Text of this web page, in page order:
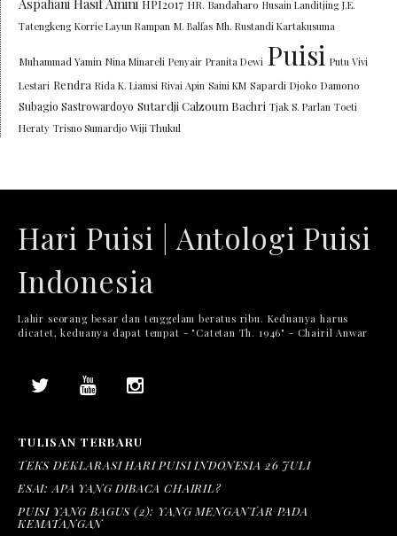
HPI2017 HR. Bandaharo Husain Landitjing J.E.
Tatengkeng Korrie Layun Rampan M. Balfas Mh. Rustandi Kartakusuma
Muhammad Yamin Nina Minareli Penyair Pranita Dewi Puisi Putu Vivi
Lestari Rendra Rida K. Liamsi Rivai Apin Saini KM Sapardi Djoko Damono
Subagio Sastrowardoyo Sutardji Calzoum Bachri Tjak S. Parlan Toeti
Heraty Trisno Sumardjo Wiji Thukul
Hari Puisi | Antologi Puisi
Indonesia
Lahir seorang besar dan tenggelam beratus ribu. Keduanya harus
dicatet, keduanya dapat tempat - "Catetan Th. 1946" - Chairil Anwar
TULISAN TERBARU
TEKS DEKLARASI HARI PUISI INDONESIA 26 JULI
ESAI: APA YANG DIBACA CHAIRIL?
PUISI YANG BAGUS (2): YANG MENGANTAR PADA
KEMATANGAN